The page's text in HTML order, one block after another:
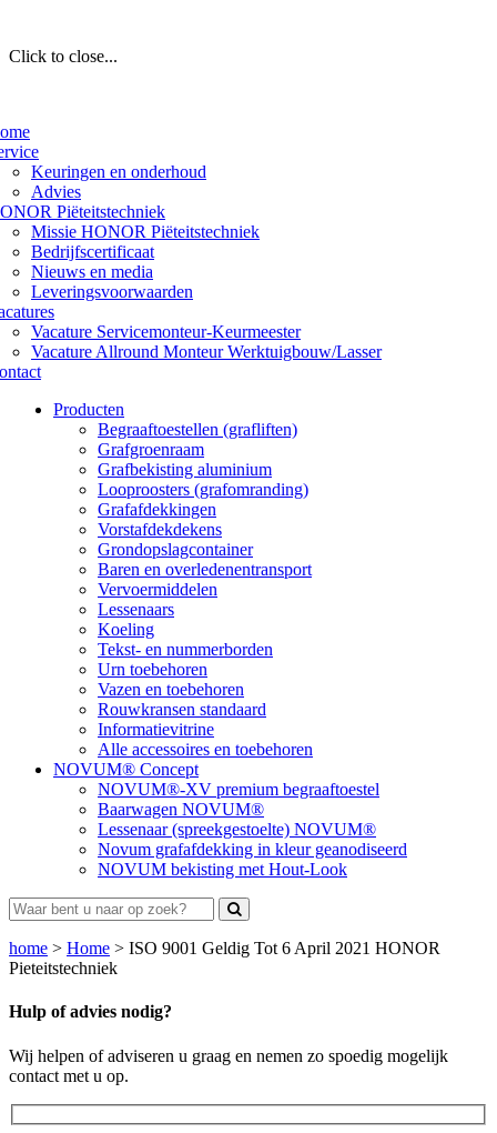
Click to close...
Keuringen en onderhoud
Advies
Piëteitstechniek
Missie HONOR Piëteitstechniek
Bedrijfscertificaat
Nieuws en media
Leveringsvoorwaarden
Vacature Servicemonteur-Keurmeester
Vacature Allround Monteur Werktuigbouw/Lasser
Producten
Begraaftoestellen (grafliften)
Grafgroenraam
Grafbekisting aluminium
Looproosters (grafomranding)
Grafafdekkingen
Vorstafdekdekens
Grondopslagcontainer
Baren en overledenentransport
Vervoermiddelen
Lessenaars
Koeling
Tekst- en nummerborden
Urn toebehoren
Vazen en toebehoren
Rouwkransen standaard
Informatievitrine
Alle accessoires en toebehoren
NOVUM® Concept
NOVUM®-XV premium begraaftoestel
Baarwagen NOVUM®
Lessenaar (spreekgestoelte) NOVUM®
Novum grafafdekking in kleur geanodiseerd
NOVUM bekisting met Hout-Look
home > Home > ISO 9001 Geldig Tot 6 April 2021 HONOR
Pieteitstechniek
Hulp of advies nodig?
Wij helpen of adviseren u graag en nemen zo spoedig mogelijk
contact met u op.